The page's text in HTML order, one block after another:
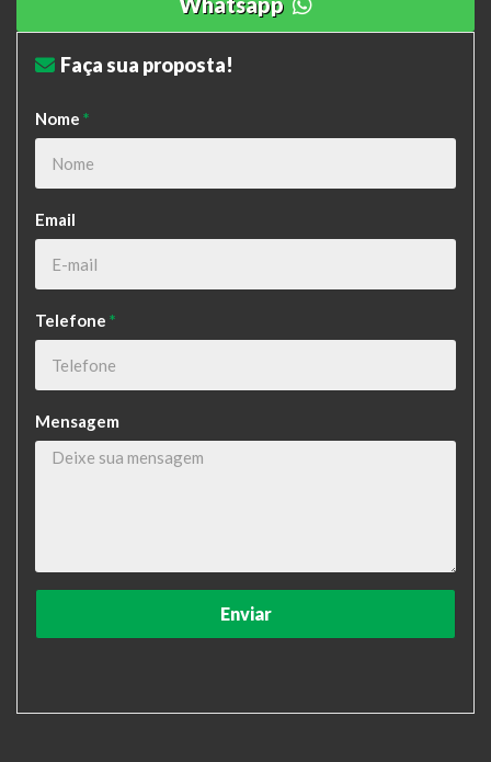
Faça sua proposta!
Nome *
Email
Telefone *
Mensagem